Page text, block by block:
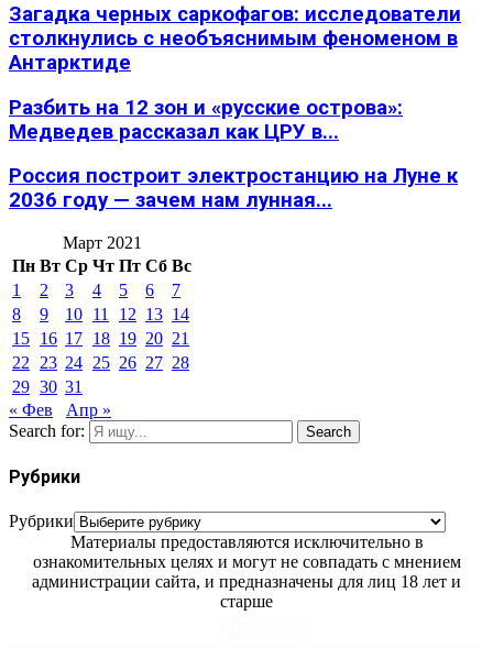
Загадка черных саркофагов: исследователи
столкнулись с необъяснимым феноменом в
Антарктиде
Разбить на 12 зон и «русские острова»:
Медведев рассказал как ЦРУ в...
Россия построит электростанцию на Луне к
2036 году — зачем нам лунная...
Март 2021
Пн Вт Ср Чт Пт Сб Вс
1
2 3 4 5 6
7
8
9 10 11 12 13 14
15 16 17 18 19 20 21
22
23 24 25 26 27 28
29 30 31
« Фев
Апр »
Search for:
Search
Рубрики
Рубрики
Материалы предоставляются исключительно в
ознакомительных целях и могут не совпадать с мнением
администрации сайта, и предназначены для лиц 18 лет и
старше